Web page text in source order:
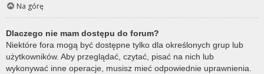
Na górę
Dlaczego nie mam dostępu do forum?
Niektóre fora mogą być dostępne tylko dla określonych grup lub
użytkowników. Aby przeglądać, czytać, pisać na nich lub
wykonywać inne operacje, musisz mieć odpowiednie uprawnienia.